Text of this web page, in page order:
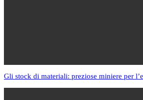
Gli stock di materiali: preziose miniere per